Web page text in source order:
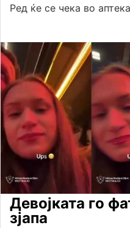
Ред ќе се чека во
Девојката го
зјапа